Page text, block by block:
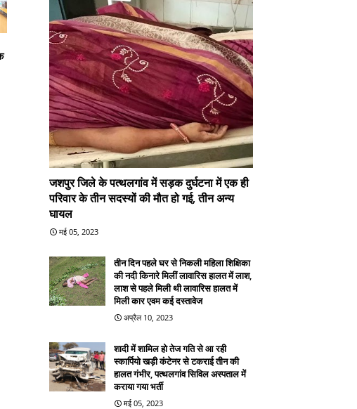
जशपुर जिले के पत्थलगांव में सड़क दुर्घटना में एक ही
परिवार के तीन सदस्यों की मौत हो गई, तीन अन्य
घायल
मई 05, 2023
तीन दिन पहले घर से निकली महिला शिक्षिका
की नदी किनारे मिलीं लावारिस हालत में लाश,
लाश से पहले मिली थी लावारिस हालत में
मिली कार एवम कई दस्तावेज
अप्रैल 10, 2023
शादी में शामिल हो तेज गति से आ रही
स्कार्पियो खड़ी कंटेनर से टकराई तीन की
हालत गंभीर, पत्थलगांव सिविल अस्पताल में
कराया गया भर्ती
मई 05, 2023